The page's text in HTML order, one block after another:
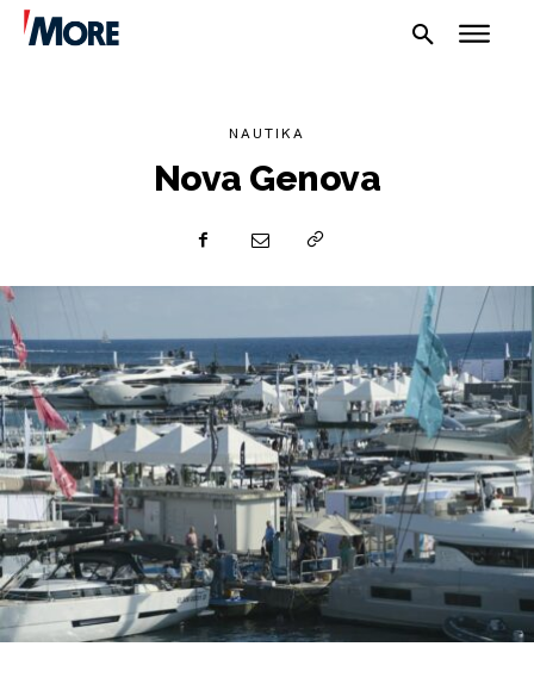
SPORT
PLOVILA
PLOVIDBA
SPIZA
VELIKE PRIČE
PRETPLATA
NAUTIKA
Nova Genova